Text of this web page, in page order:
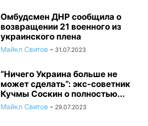
Омбудсмен ДНР сообщила о
возвращении 21 военного из
украинского плена
Майкл Свитов - 31.07.2023
“Ничего Украина больше не
может сделать”: экс-советник
Кучмы Соскин о полностью...
Майкл Свитов - 29.07.2023